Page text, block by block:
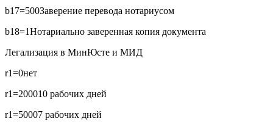
b17=500Заверение перевода нотариусом
b18=1Нотариально заверенная копия документа
Легализация в МинЮсте и МИД
r1=0нет
r1=200010 рабочих дней
r1=50007 рабочих дней